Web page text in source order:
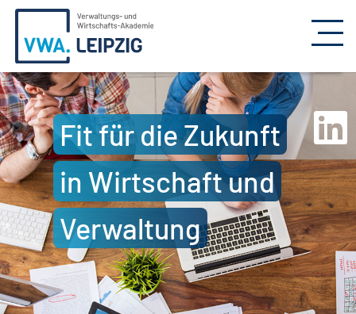
Fit für die Zukunft
in Wirtschaft und
Verwaltung